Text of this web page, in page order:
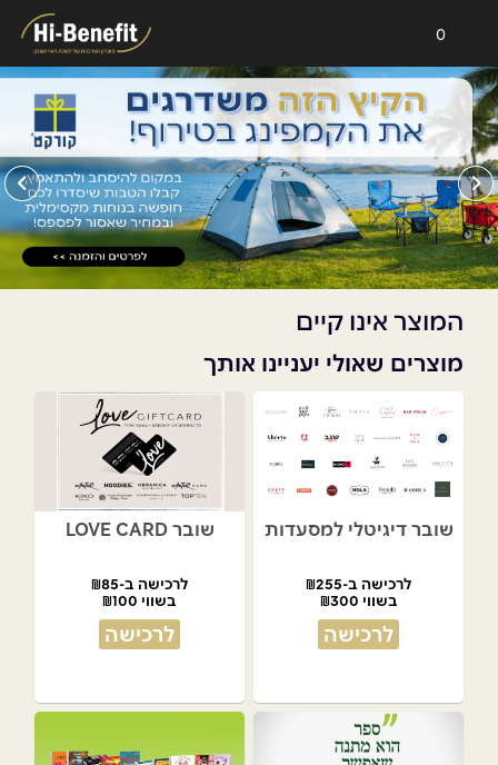
0
המוצר אינו קיים
מוצרים שאולי יעניינו אותך
שובר דיגיטלי למסעדות
לרכישה ב-₪255
בשווי ₪300
לרכישה
שובר LOVE CARD
לרכישה ב-₪85
בשווי ₪100
לרכישה